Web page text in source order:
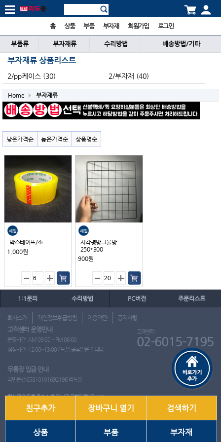
홈 상품 부품 부자재 회원가입 로그인
부품류 부자재류 수리방법 배송방법/기타
부자재류 상품리스트
2/pp케이스 (30) 2/부자재 (40)
Home 부자재류
낮은가격순 높은가격순 상품명순
박스테이프/소
1,000원
사각평망그물망
250*300
900원
1:1문의 수리방법 PC버전 주문리스트
회사소개 개인정보취급방침 이용약관 공지사항
고객센터 운영안내
운영시간 : AM 09:00 ~ PM 06:00
점심시간 : 12:00~13:00 / 토.일.공휴일은 쉽니다.
고객센터
02-6015-7195
무통장 입금 안내
국민은행 65810101692196 리드몰
회사명리드몰주소서울 강서구 국회대로7길 126
사업자 등록번호412-10-97537 이영은전화02-6015-7195
Copyright ⓒ 2001~2026 리드몰. All Rights Reserved.
친구추가 장바구니 열기 검색하기
상품 부품 부자재